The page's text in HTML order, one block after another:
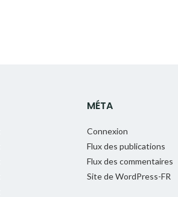
MÉTA
Connexion
Flux des publications
Flux des commentaires
Site de WordPress-FR